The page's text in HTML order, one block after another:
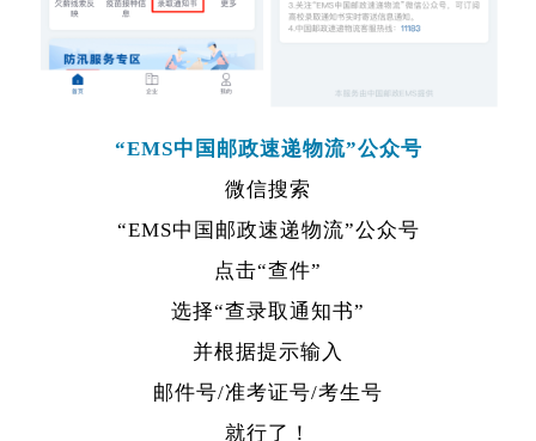
“EMS中国邮政速递物流”公众号
微信搜索
“EMS中国邮政速递物流”公众号
点击“查件”
选择“查录取通知书”
并根据提示输入
邮件号/准考证号/考生号
就行了！